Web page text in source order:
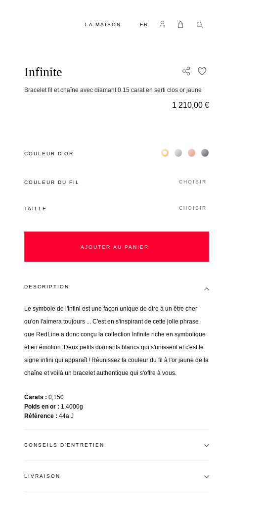
LA MAISON FR Se connecter
Mon panier
Infinite
Bracelet fil et chaîne avec diamant 0.15 carat en serti clos or jaune
1 210,00 €
COULEUR D’OR Жёлтое золото 18К
Белое золото 18К
Розовое золото 18К
Чёрное золото 18К
COULEUR DU FIL CHOISIR
TAILLE CHOISIR
AJOUTER AU PANIER
DESCRIPTION
Le symbole de l'infini est une façon unique de dire à un être cher
qu'on l'aimera toujours ... C'est en s'inspirant de cette jolie phrase
que RedLine a donc conçu la collection Infinite riche en symbolique
et en émotion. Deux petits diamants blancs qui s'unissent et c'est le
signe infini qui apparaît ! Réunissez la couleur du fil à l'or jaune de la
chaîne et voilà un bracelet authentique qui s'offre à vous.
Carats
0,150
Poids en or
1.4000g
Référence
44a J
CONSEILS D'ENTRETIEN
LIVRAISON